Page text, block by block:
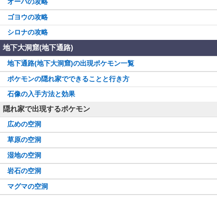
ゴヨウの攻略
シロナの攻略
地下大洞窟(地下通路)
地下通路(地下大洞窟)の出現ポケモン一覧
ポケモンの隠れ家でできることと行き方
石像の入手方法と効果
隠れ家で出現するポケモン
広めの空洞
草原の空洞
湿地の空洞
岩石の空洞
マグマの空洞